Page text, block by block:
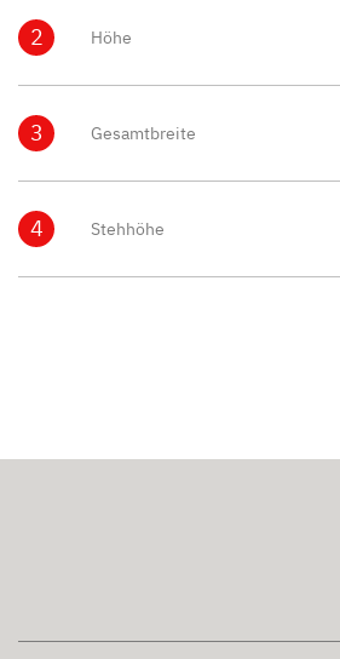
2 Höhe
3 Gesamtbreite
4 Stehhöhe